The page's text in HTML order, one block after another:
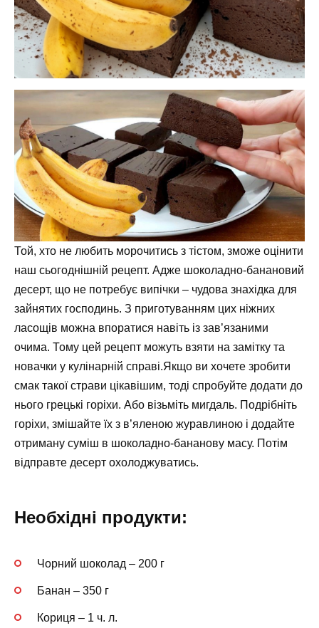
Той, хто не любить морочитись з тістом, зможе оцінити
наш сьогоднішній рецепт. Адже шоколадно-банановий
десерт, що не потребує випічки – чудова знахідка для
зайнятих господинь. З приготуванням цих ніжних
ласощів можна впоратися навіть із зав’язаними
очима. Тому цей рецепт можуть взяти на замітку та
новачки у кулінарній справі.Якщо ви хочете зробити
смак такої страви цікавішим, тоді спробуйте додати до
нього грецькі горіхи. Або візьміть мигдаль. Подрібніть
горіхи, змішайте їх з в’яленою журавлиною і додайте
отриману суміш в шоколадно-бананову масу. Потім
відправте десерт охолоджуватись.
Необхідні продукти:
Чорний шоколад – 200 г
Банан – 350 г
Кориця – 1 ч. л.